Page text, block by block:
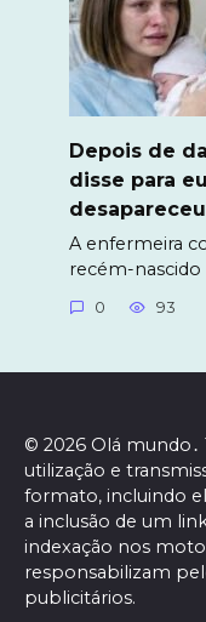
Depois de
disse para
desapareceu
A enfermeira
recém-nascido
0 93
© 2026 Olá mundo․
utilização e
formato, incluindo
a inclusão de um
indexação nos
responsabilizam
publicitários.